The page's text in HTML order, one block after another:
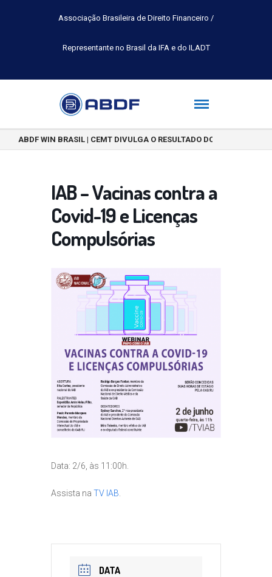
Associação Brasileira de Direito Financeiro /
Representante no Brasil da IFA e do ILADT
ABDF WIN BRASIL | CEMT DIVULGA O RESULTADO DO CONCURSO
IAB – Vacinas contra a
Covid-19 e Licenças
Compulsórias
Data: 2/6, às 11:00h.
Assista na TV IAB
DATA